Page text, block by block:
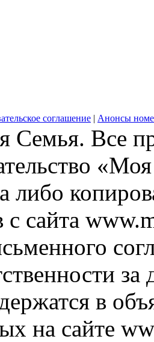
соглашение | Анонсы
Семья. Все
либо
с сайта
в
на сайте